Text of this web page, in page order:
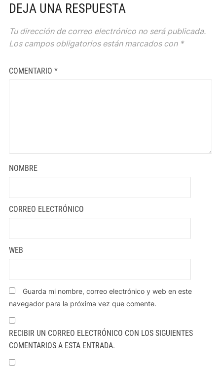
DEJA UNA RESPUESTA
Tu dirección de correo electrónico no será publicada.
Los campos obligatorios están marcados con *
COMENTARIO *
NOMBRE
CORREO ELECTRÓNICO
WEB
Guarda mi nombre, correo electrónico y web en este
navegador para la próxima vez que comente.
RECIBIR UN CORREO ELECTRÓNICO CON LOS SIGUIENTES
COMENTARIOS A ESTA ENTRADA.